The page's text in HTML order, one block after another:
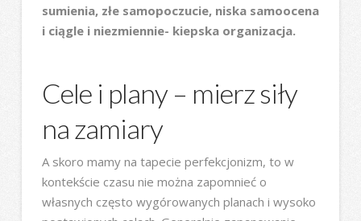
sumienia, złe samopoczucie, niska samoocena
i ciągle i niezmiennie- kiepska organizacja.
Cele i plany – mierz siły
na zamiary
A skoro mamy na tapecie perfekcjonizm, to w
kontekście czasu nie można zapomnieć o
własnych często wygórowanych planach i wysoko